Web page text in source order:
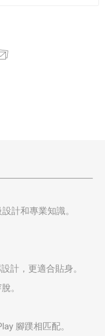
計和專業知識。
計，更適合貼身。
。
腳蹼相匹配。